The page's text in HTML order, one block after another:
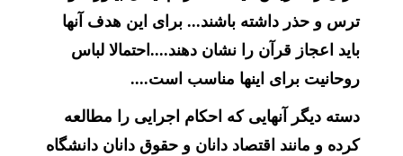
ترس و حذر داشته باشند... برای این هدف آنها
باید اعجاز قرآن را نشان دهند....احتمالا لباس
روحانیت برای اینها مناسب است....
دسته دیگر آنهایی که احکام اجرایی را مطالعه
کرده و مانند اقتصاد دانان و حقوق دانان دانشگاه